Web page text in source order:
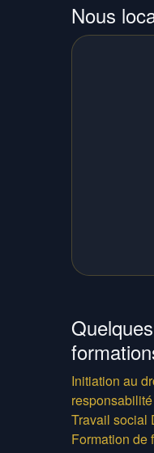
Nous
Initiation au
responsabilité
Travail social
Formation de